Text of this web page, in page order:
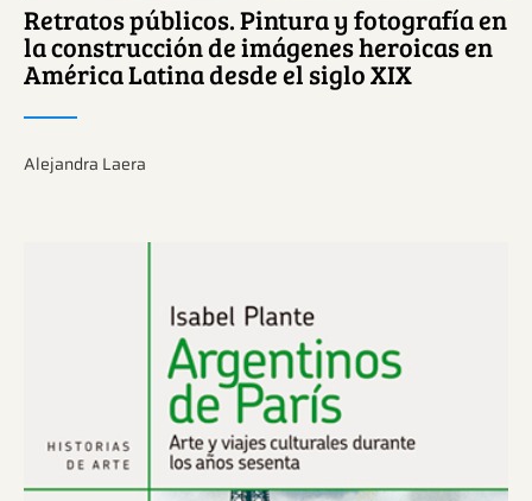
Retratos públicos. Pintura y fotografía en
la construcción de imágenes heroicas en
América Latina desde el siglo XIX
Alejandra Laera
Ver más sobre este tema.